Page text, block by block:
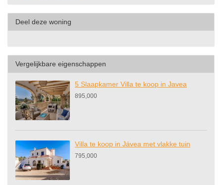
Deel deze woning
Vergelijkbare eigenschappen
5 Slaapkamer Villa te koop in Javea
895,000
Villa te koop in Jávea met vlakke tuin
795,000